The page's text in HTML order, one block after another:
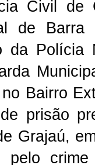
Civil de
de
da Polícia
Bairro
prisão
Grajaú,
pelo